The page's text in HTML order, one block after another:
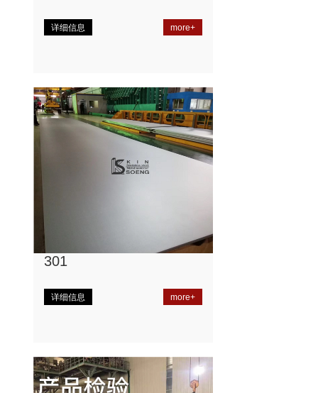
详细信息 more+
301
详细信息 more+